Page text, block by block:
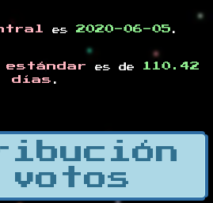
es 2020-06-05 .
es de
110.42
días .
votos